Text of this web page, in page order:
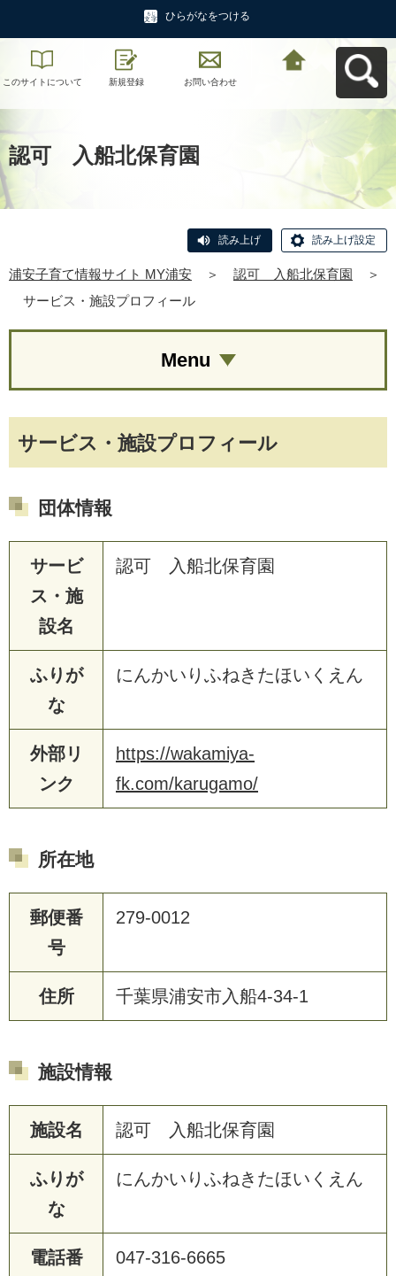
ひらがなをつける
このサイトについて 新規登録 お問い合わせ
認可 入船北保育園
読み上げ 読み上げ設定
浦安子育て情報サイト MY浦安 ＞ 認可 入船北保育園
＞
サービス・施設プロフィール
サービス・施設プロフィール
団体情報
サービ
ス・施
設名
認可 入船北保育園
ふりが
な
にんかいりふねきたほいくえん
外部リ
ンク
https://wakamiya-
fk.com/karugamo/
所在地
郵便番
号
279-0012
住所 千葉県浦安市入船4-34-1
施設情報
施設名 認可 入船北保育園
ふりが
な
にんかいりふねきたほいくえん
電話番
047-316-6665
Menu